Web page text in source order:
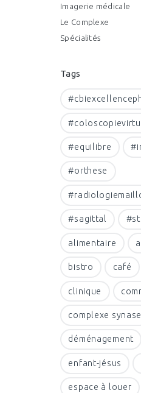
Imagerie médicale
Le Complexe
Spécialités
Tags
#equilibre
#orthese
#sagittal
alimentaire
bistro café
clinique
complexe synase
déménagement
enfant-jésus
espace à louer